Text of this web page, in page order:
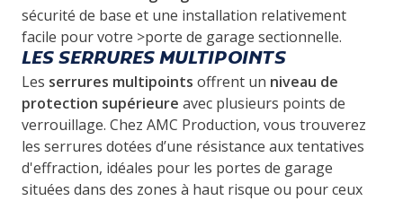
sécurité de base et une installation relativement
facile pour votre >porte de garage sectionnelle.
LES SERRURES MULTIPOINTS
Les serrures multipoints offrent un niveau de
protection supérieure avec plusieurs points de
verrouillage. Chez AMC Production, vous trouverez
les serrures dotées d’une résistance aux tentatives
d'effraction, idéales pour les portes de garage
situées dans des zones à haut risque ou pour ceux